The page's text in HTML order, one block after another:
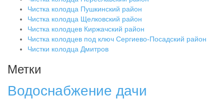
Чистка колодца Пушкинский район
Чистка колодца Щелковский район
Чистка колодцев Киржачский район
Чистка колодцев под ключ Сергиево-Посадский район
Чистки колодца Дмитров
Метки
Водоснабжение дачи